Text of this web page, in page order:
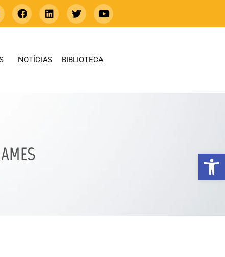
Abrir
NOTÍCIAS BIBLIOTECA